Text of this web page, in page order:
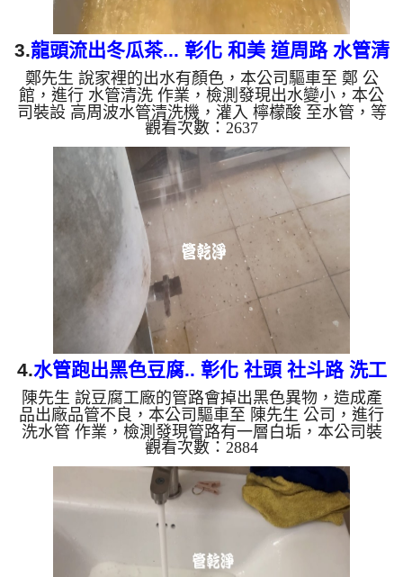
3.龍頭流出冬瓜茶... 彰化 和美 道周路 水管清
洗
鄭先生 說家裡的出水有顏色，本公司驅車至 鄭 公
館，進行 水管清洗 作業，檢測發現出水變小，本公
司裝設 高周波水管清洗機，灌入 檸檬酸 至水管，等
了約15分，開啟 水管清洗機 ，啟動 螺旋波 模式，一
開始就噴出髒水，還帶出一堆小豆子，突然顏色變
深，就像冬瓜茶一般，兩個多小時後，出水量乾淨出
水量也變大了。 如是自來水，如水管老化，會產生
鐵鏽跟泥沙堆積，洗出來的水就會是咖啡色，地下水
含有氧化錳，管壁上會結成黑色管垢，洗出來的水會
跟石油一樣黑，有些洗出綠色的水，是因為裡面有銅
的物質，生鏽產生銅綠...
觀看次數：2637
4.水管跑出黑色豆腐.. 彰化 社頭 社斗路 洗工
廠管路
陳先生 說豆腐工廠的管路會掉出黑色異物，造成產
品出廠品管不良，本公司驅車至 陳先生 公司，進行
洗水管 作業，檢測發現管路有一層白垢，本公司裝
設 高周波水管清洗機，灌了 五桶檸檬酸 ，等了約15
分，開啟 水管清洗機 ，啟動 水槌 模式，一開始就噴
出豆腐，還出現黑色異物，越洗就越多，四個多小時
後，出水變乾淨，管路拆開也乾淨了。 如是自來
水，如水管老化，會產生鐵鏽跟泥沙堆積，洗出來的
水就會是咖啡色，地下水含有氧化錳，管壁上會結成
黑色管垢，洗出來的水會跟石油一樣黑，有些洗出綠
色的水，是因為裡面有...
觀看次數：2884